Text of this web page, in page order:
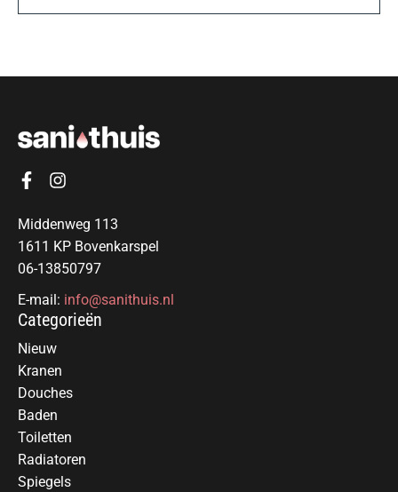
Middenweg 113
1611 KP Bovenkarspel
06-13850797
E-mail: info@sanithuis.nl
Categorieën
Nieuw
Kranen
Douches
Baden
Toiletten
Radiatoren
Spiegels